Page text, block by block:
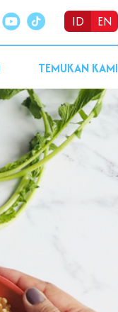
ID EN
TEMUKAN KAMI